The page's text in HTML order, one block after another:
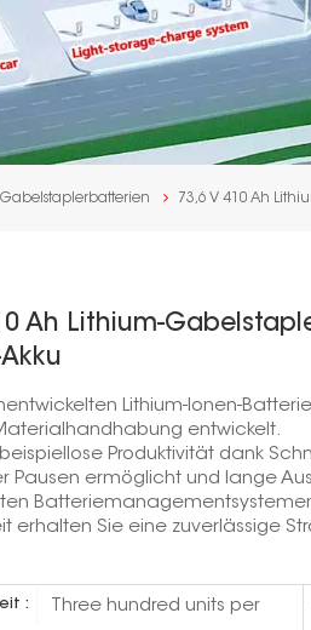
73,6 V 410 Ah
Ah Lithium-
Akku
Lithium-Ionen-
entwickelt.
Produktivität dank
Pausen ermöglicht und lange
erhalten Sie eine zuverlässige
:
Three hundred units per